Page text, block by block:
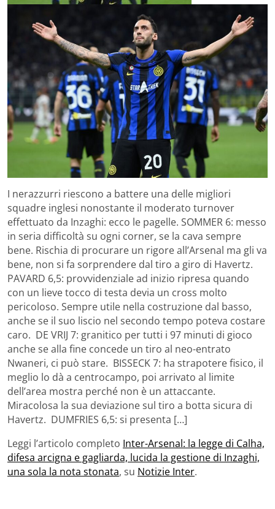
I nerazzurri riescono a battere una delle migliori
squadre inglesi nonostante il moderato turnover
effettuato da Inzaghi: ecco le pagelle. SOMMER 6: messo
in seria difficoltà su ogni corner, se la cava sempre
bene. Rischia di procurare un rigore all’Arsenal ma gli va
bene, non si fa sorprendere dal tiro a giro di Havertz.
PAVARD 6,5: provvidenziale ad inizio ripresa quando
con un lieve tocco di testa devia un cross molto
pericoloso. Sempre utile nella costruzione dal basso,
anche se il suo liscio nel secondo tempo poteva costare
caro. DE VRIJ 7: granitico per tutti i 97 minuti di gioco
anche se alla fine concede un tiro al neo-entrato
Nwaneri, ci può stare. BISSECK 7: ha strapotere fisico, il
meglio lo dà a centrocampo, poi arrivato al limite
dell’area mostra perché non è un attaccante.
Miracolosa la sua deviazione sul tiro a botta sicura di
Havertz. DUMFRIES 6,5: si presenta […]
Leggi l’articolo completo Inter-Arsenal: la legge di Calha,
difesa arcigna e gagliarda, lucida la gestione di Inzaghi,
una sola la nota stonata, su Notizie Inter.